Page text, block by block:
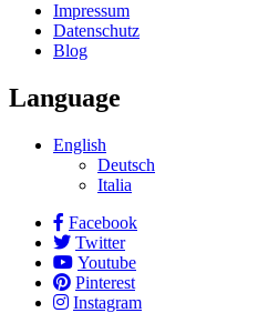
Impressum
Datenschutz
Blog
Language
English
Deutsch
Italia
Facebook
Twitter
Youtube
Pinterest
Instagram